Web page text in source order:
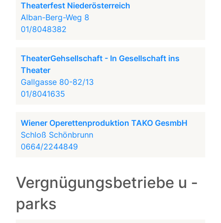
Theaterfest Niederösterreich
Alban-Berg-Weg 8
01/8048382
TheaterGehsellschaft - In Gesellschaft ins
Theater
Gallgasse 80-82/13
01/8041635
Wiener Operettenproduktion TAKO GesmbH
Schloß Schönbrunn
0664/2244849
Vergnügungsbetriebe u -
parks